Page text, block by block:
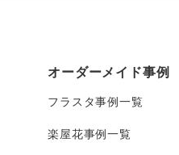
オーダーメイド事例
フラスタ事例一覧
楽屋花事例一覧